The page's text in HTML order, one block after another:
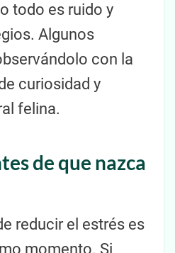
todo es ruido y
Algunos
con la
curiosidad y
felina.
de que nazca
reducir el estrés es
momento. Si